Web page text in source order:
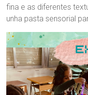
fina e as diferentes
unha pasta sensorial